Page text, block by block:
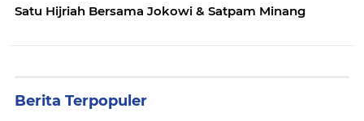
Satu Hijriah Bersama Jokowi & Satpam Minang
Berita Terpopuler